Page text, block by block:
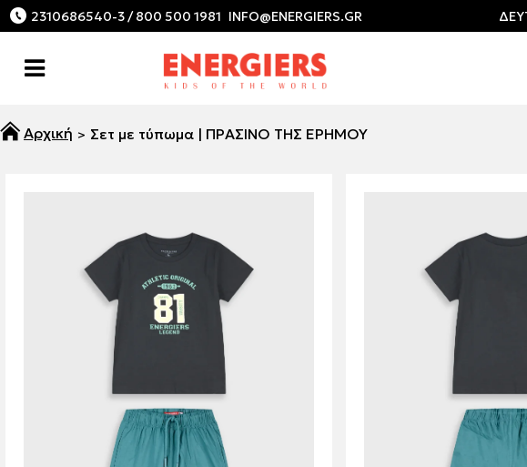
2310686540-3 / 800 500 1981
Σετ με τύπωμα | ΠΡΑΣΙΝΟ ΤΗΣ ΕΡΗΜΟΥ